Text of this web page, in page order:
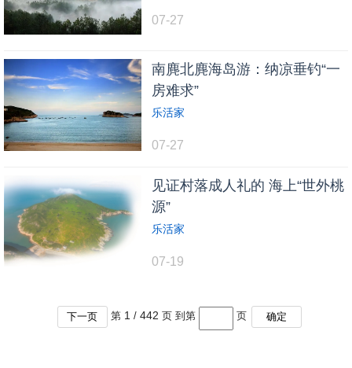
07-27
南麂北麂海岛游：纳凉垂钓“一
房难求”
乐活家
07-27
见证村落成人礼的 海上“世外桃
源”
乐活家
07-19
下一页 第 1 / 442 页 到第 页 确定